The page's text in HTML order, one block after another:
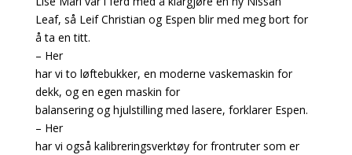
Leaf, så Leif Christian og Espen blir med meg bort for
å ta en titt.
– Her
har vi to løftebukker, en moderne vaskemaskin for
dekk, og en egen maskin for
balansering og hjulstilling med lasere, forklarer Espen.
– Her
har vi også kalibreringsverktøy for frontruter som er